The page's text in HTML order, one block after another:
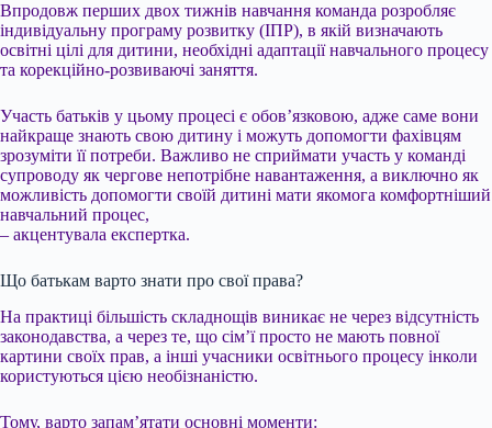
Впродовж перших двох тижнів навчання команда розробляє
індивідуальну програму розвитку (ІПР), в якій визначають
освітні цілі для дитини, необхідні адаптації навчального процесу
та корекційно-розвиваючі заняття.
Участь батьків у цьому процесі є обов’язковою, адже саме вони
найкраще знають свою дитину і можуть допомогти фахівцям
зрозуміти її потреби. Важливо не сприймати участь у команді
супроводу як чергове непотрібне навантаження, а виключно як
можливість допомогти своїй дитині мати якомога комфортніший
навчальний процес,
– акцентувала експертка.
Що батькам варто знати про свої права?
На практиці більшість складнощів виникає не через відсутність
законодавства, а через те, що сім’ї просто не мають повної
картини своїх прав, а інші учасники освітнього процесу інколи
користуються цією необізнаністю.
Тому, варто запам’ятати основні моменти: